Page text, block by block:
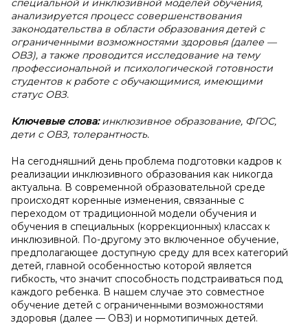
специальной и инклюзивной моделей обучения,
анализируется процесс совершенствования
законодательства в области образования детей с
ограниченными возможностями здоровья (далее —
ОВЗ), а также проводится исследование на тему
профессиональной и психологической готовности
студентов к работе с обучающимися, имеющими
статус ОВЗ.
Ключевые слова:инклюзивное образование, ФГОС,
дети с ОВЗ, толерантность.
На сегодняшний день проблема подготовки кадров к
реализации инклюзивного образования как никогда
актуальна. В современной образовательной среде
происходят коренные изменения, связанные с
переходом от традиционной модели обучения и
обучения в специальных (коррекционных) классах к
инклюзивной. По-другому это включенное обучение,
предполагающее доступную среду для всех категорий
детей, главной особенностью которой является
гибкость, что значит способность подстраиваться под
каждого ребенка. В нашем случае это совместное
обучение детей с ограниченными возможностями
здоровья (далее — ОВЗ) и нормотипичных детей.